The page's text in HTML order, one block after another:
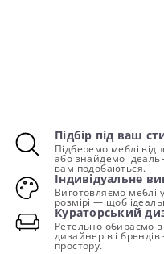
Підбір під ваш
Підберемо меблі
або знайдемо
вам подобаються.
Індивідуальне
Виготовляємо меблі
розмірі — щоб
Кураторський
Ретельно обираємо
дизайнерів і
простору.